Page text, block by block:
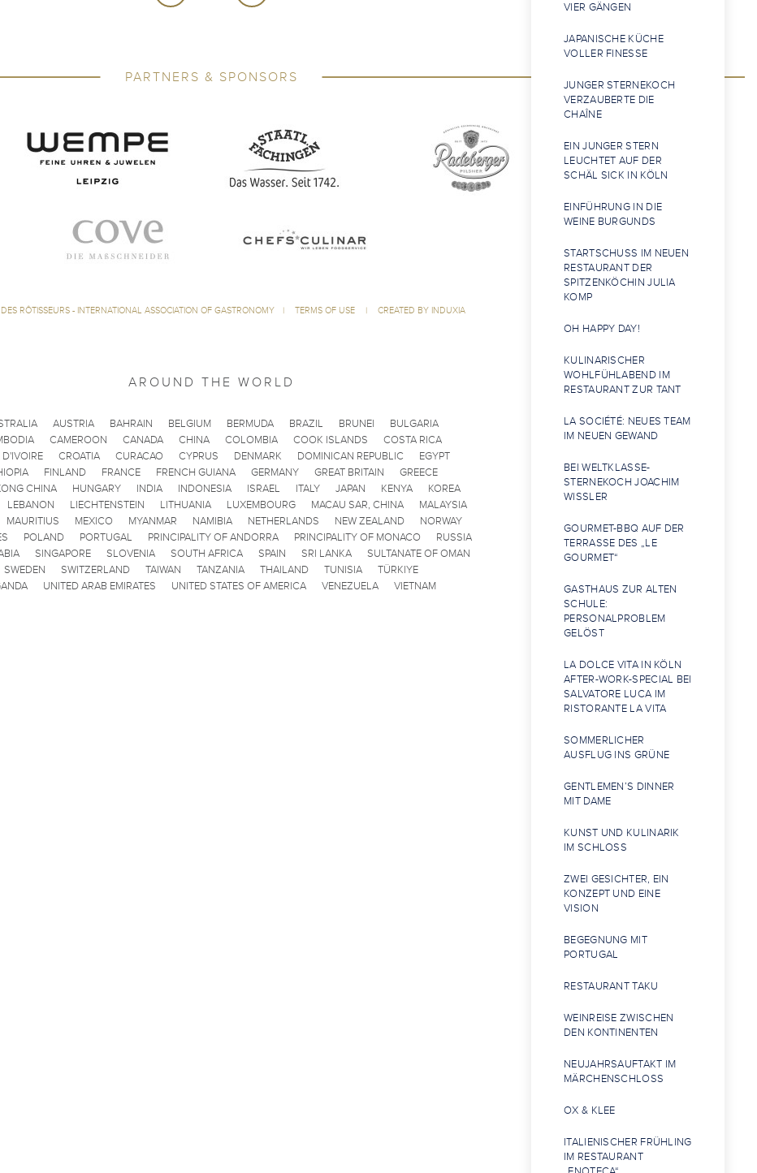
VIER GÄNGEN
JAPANISCHE KÜCHE
VOLLER FINESSE
JUNGER STERNEKOCH
VERZAUBERTE DIE
CHAÎNE
EIN JUNGER STERN
LEUCHTET AUF DER
SCHÄL SICK IN KÖLN
EINFÜHRUNG IN DIE
WEINE BURGUNDS
STARTSCHUSS IM NEUEN
RESTAURANT DER
SPITZENKÖCHIN JULIA
KOMP
OH HAPPY DAY!
KULINARISCHER
WOHLFÜHLABEND IM
RESTAURANT ZUR TANT
LA SOCIÉTÉ: NEUES TEAM
IM NEUEN GEWAND
BEI WELTKLASSE-
STERNEKOCH JOACHIM
WISSLER
GOURMET-BBQ AUF DER
TERRASSE DES „LE
GOURMET“
GASTHAUS ZUR ALTEN
SCHULE:
PERSONALPROBLEM
GELÖST
LA DOLCE VITA IN KÖLN
AFTER-WORK-SPECIAL BEI
SALVATORE LUCA IM
RISTORANTE LA VITA
SOMMERLICHER
AUSFLUG INS GRÜNE
GENTLEMEN’S DINNER
MIT DAME
KUNST UND KULINARIK
IM SCHLOSS
ZWEI GESICHTER, EIN
KONZEPT UND EINE
VISION
BEGEGNUNG MIT
PORTUGAL
RESTAURANT TAKU
WEINREISE ZWISCHEN
DEN KONTINENTEN
NEUJAHRSAUFTAKT IM
MÄRCHENSCHLOSS
OX & KLEE
ITALIENISCHER FRÜHLING
IM RESTAURANT
PARTNERS & SPONSORS
RÔTISSEURS - INTERNATIONAL ASSOCIATION OF GASTRONOMY | TERMS OF USE | CREATED BY INDUXIA
AROUND THE WORLD
AUSTRIA BAHRAIN BELGIUM BERMUDA BRAZIL BRUNEI
BULGARIA
CAMEROON CANADA CHINA COLOMBIA COOK ISLANDS
COSTA RICA
CROATIA CURACAO CYPRUS DENMARK DOMINICAN REPUBLIC
EGYPT
FINLAND FRANCE FRENCH GUIANA GERMANY GREAT BRITAIN
GREECE
CHINA
HUNGARY INDIA INDONESIA ISRAEL ITALY JAPAN KENYA
KOREA
LEBANON LIECHTENSTEIN LITHUANIA LUXEMBOURG MACAU SAR, CHINA
MALAYSIA
MAURITIUS MEXICO MYANMAR NAMIBIA NETHERLANDS NEW ZEALAND
NORWAY
POLAND PORTUGAL PRINCIPALITY OF ANDORRA PRINCIPALITY OF MONACO
RUSSIA
SINGAPORE SLOVENIA SOUTH AFRICA SPAIN SRI LANKA
SULTANATE OF OMAN
SWEDEN
SWITZERLAND TAIWAN TANZANIA THAILAND TUNISIA
TÜRKIYE
UNITED ARAB EMIRATES UNITED STATES OF AMERICA VENEZUELA VIETNAM